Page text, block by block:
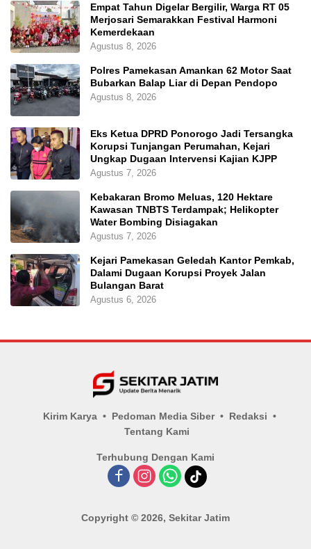
Empat Tahun Digelar Bergilir, Warga RT 05
Merjosari Semarakkan Festival Harmoni
Kemerdekaan
Agustus 8, 2026
Polres Pamekasan Amankan 62 Motor Saat
Bubarkan Balap Liar di Depan Pendopo
Agustus 8, 2026
Eks Ketua DPRD Ponorogo Jadi Tersangka
Korupsi Tunjangan Perumahan, Kejari
Ungkap Dugaan Intervensi Kajian KJPP
Agustus 7, 2026
Kebakaran Bromo Meluas, 120 Hektare
Kawasan TNBTS Terdampak; Helikopter
Water Bombing Disiagakan
Agustus 7, 2026
Kejari Pamekasan Geledah Kantor Pemkab,
Dalami Dugaan Korupsi Proyek Jalan
Bulangan Barat
Agustus 6, 2026
Kirim Karya Pedoman Media Siber
Redaksi
Tentang Kami
Terhubung Dengan Kami
Copyright © 2026, Sekitar Jatim